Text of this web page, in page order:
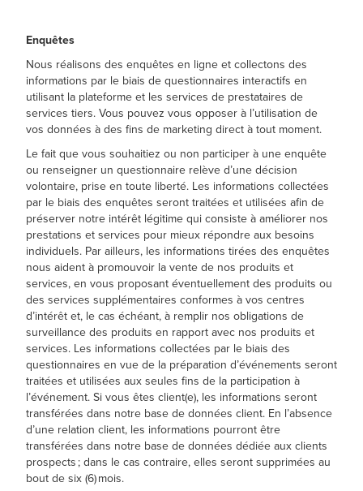
Enquêtes
Nous réalisons des enquêtes en ligne et collectons des
informations par le biais de questionnaires interactifs en
utilisant la plateforme et les services de prestataires de
services tiers. Vous pouvez vous opposer à l’utilisation de
vos données à des fins de marketing direct à tout moment.
Le fait que vous souhaitiez ou non participer à une enquête
ou renseigner un questionnaire relève d’une décision
volontaire, prise en toute liberté. Les informations collectées
par le biais des enquêtes seront traitées et utilisées afin de
préserver notre intérêt légitime qui consiste à améliorer nos
prestations et services pour mieux répondre aux besoins
individuels. Par ailleurs, les informations tirées des enquêtes
nous aident à promouvoir la vente de nos produits et
services, en vous proposant éventuellement des produits ou
des services supplémentaires conformes à vos centres
d’intérêt et, le cas échéant, à remplir nos obligations de
surveillance des produits en rapport avec nos produits et
services. Les informations collectées par le biais des
questionnaires en vue de la préparation d’événements seront
traitées et utilisées aux seules fins de la participation à
l’événement. Si vous êtes client(e), les informations seront
transférées dans notre base de données client. En l’absence
d’une relation client, les informations pourront être
transférées dans notre base de données dédiée aux clients
prospects ; dans le cas contraire, elles seront supprimées au
bout de six (6) mois.